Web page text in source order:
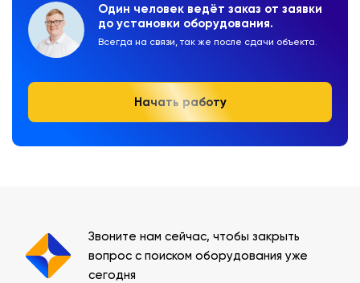
Один человек ведёт заказ от заявки
до установки оборудования.
Всегда на связи, так же после сдачи объекта.
Начать работу
Звоните нам сейчас, чтобы закрыть
вопрос с поиском оборудования уже
сегодня